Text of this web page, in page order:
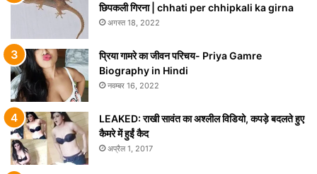
छिपकली गिरना | chhati per chhipkali ka girna
अगस्त 18, 2022
प्रिया गामरे का जीवन परिचय- Priya Gamre
Biography in Hindi
नवम्बर 16, 2022
LEAKED: राखी सावंत का अश्लील विडियो, कपड़े बदलते हुए
कैमरे में हुईं कैद
अप्रैल 1, 2017